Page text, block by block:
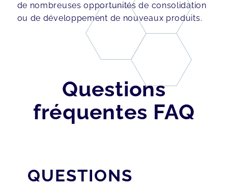
de nombreuses opportunités de consolidation
ou de développement de nouveaux produits.
Questions
fréquentes FAQ
QUESTIONS